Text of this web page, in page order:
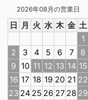
2026年08月の営業日
日 月 火 水 木 金 土
1
2
3 4 5 6 7
8
9 10 11 12 13 14 15
16 17 18 19 20 21 22
23 24 25 26 27 28 29